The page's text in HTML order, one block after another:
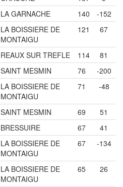
LA GARNACHE 140
-152
LA BOISSIERE DE
MONTAIGU
121 67
REAUX SUR TREFLE 114
81
SAINT MESMIN 76
-200
LA BOISSIERE DE
MONTAIGU
71 -48
SAINT MESMIN 69
51
BRESSUIRE 67
41
LA BOISSIERE DE
MONTAIGU
67 -134
LA BOISSIERE DE
MONTAIGU
65 26